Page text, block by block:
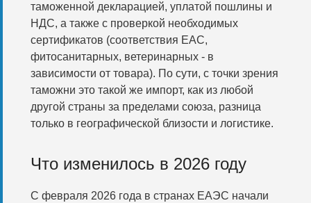
таможенной декларацией, уплатой пошлины и
НДС, а также с проверкой необходимых
сертификатов (соответствия ЕАС,
фитосанитарных, ветеринарных - в
зависимости от товара). По сути, с точки зрения
таможни это такой же импорт, как из любой
другой страны за пределами союза, разница
только в географической близости и логистике.
Что изменилось в 2026 году
С февраля 2026 года в странах ЕАЭС начали